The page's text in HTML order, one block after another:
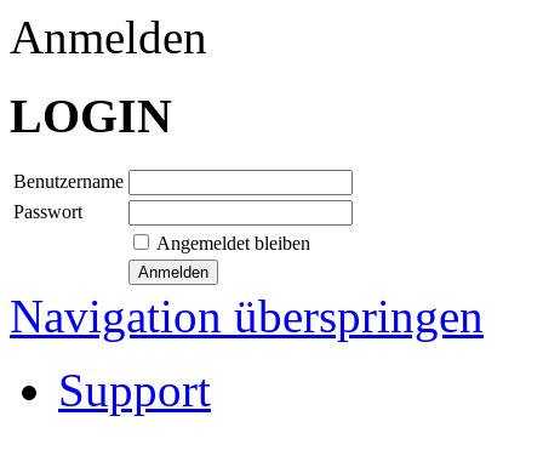
Anmelden
LOGIN
Benutzername
Passwort
Angemeldet bleiben
Navigation überspringen
Support